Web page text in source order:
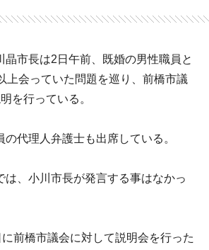
晶市長は2日午前、既婚の男性職員と
上会っていた問題を巡り、前橋市議
を行っている。
代理人弁護士も出席している。
は、小川市長が発言する事はなかっ
前橋市議会に対して説明会を行った